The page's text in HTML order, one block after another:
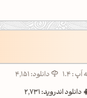
: 1.4
دانلود: 4,151
دانلود اندروید: 2,731